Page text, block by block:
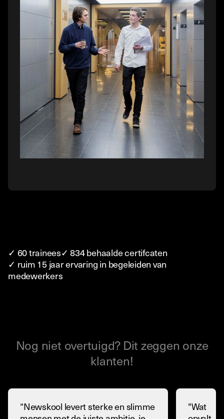
✓ 60 trainees✓ 834 behaalde certifcaten
✓ ruim 15 jaar ervaring in begeleiden van
medewerkers
Nog niet overtuigd? Dit zeggen onze
klanten!
“Newskool levert sterke en slimme
"Wat